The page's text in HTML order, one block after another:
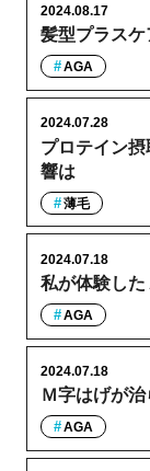
髪型プラス
2024.08.17
AGA
プロテイン
響は
2024.07.28
薄毛
私が体験し
2024.07.18
AGA
Ｍ字はげが
2024.07.18
AGA